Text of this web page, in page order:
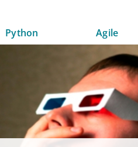
Python Agile